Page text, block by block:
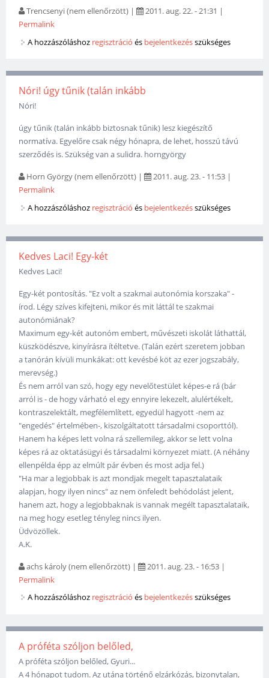
Trencsenyi (nem ellenőrzött) | 2011. aug. 22. - 21:31 |
Permalink
A hozzászóláshoz regisztráció és bejelentkezésszükséges
Nóri! úgy tűnik (talán inkább
Nóri!
úgy tűnik (talán inkább biztosnak tűnik) lesz kiegészítő
normatíva. Egyelőre csak négy hónapra, de lehet, hosszú távú
szerződés is. Szükség van a sulidra. horngyörgy
Horn György (nem ellenőrzött) | 2011. aug. 23. - 11:53 |
Permalink
A hozzászóláshoz regisztráció és bejelentkezésszükséges
Kedves Laci! Egy-két
Kedves Laci!
Egy-két pontosítás. "Ez volt a szakmai autonómia korszaka" -
írod. Légy szíves kifejteni, mikor és mit láttál te szakmai
autonómiának?
Maximum egy-két autonóm embert, művészeti iskolát láthattál,
küszködészve, kinyírásra ítéltetve. (Talán ezért szeretem jobban
a tanórán kívüli munkákat: ott kevésbé köt az ezer jogszabály,
merevség.)
És nem arról van szó, hogy egy nevelőtestület képes-e rá (bár
arról is - de hogy várható el egy ennyire lekezelt, alulértékelt,
kontraszelektált, megfélemlített, egyedül hagyott -nem az
"engedés" értelmében-, kiszolgáltatott társadalmi csoporttól).
Hanem ha képes lett volna rá szellemileg, akkor se lett volna
képes rá az oktatásügyi és társadalmi környezet miatt. (A néhány
ellenpélda épp az elmúlt pár évben és most adja fel.)
"Ha mar a legjobbak is azt mondjak megelt tapasztalataik
alapjan, hogy ilyen nincs" az nem önfeledt behódolást jelent,
hanem azt, hogy a legjobbaknak is vannak megélt tapasztalataik,
na meg hogy esetleg tényleg nincs ilyen.
Üdvözöllek.
A.K.
achs károly (nem ellenőrzött) | 2011. aug. 23. - 16:53 |
Permalink
A hozzászóláshoz regisztráció és bejelentkezésszükséges
A próféta szóljon belőled,
A próféta szóljon belőled, Gyuri...
A 4 hónapot tudom. Az utána történő elzárkózás, bizonytalan,